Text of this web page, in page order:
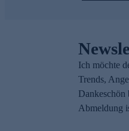
Ich möchte
Trends,
Dankeschön
Abmeldung